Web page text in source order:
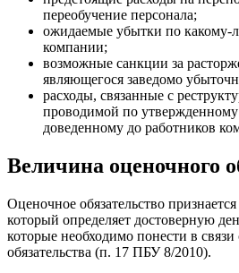
переобучение персонала;
ожидаемые убытки по какому-
компании;
возможные санкции за
являющегося заведомо
расходы, связанные с
проводимой по
доведенному до работников
Величина оценочного
Оценочное обязательство
который определяет достоверную
которые необходимо понести в
обязательства (п. 17 ПБУ 8/2010).